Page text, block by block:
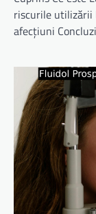
riscurile utilizării
afecțiuni